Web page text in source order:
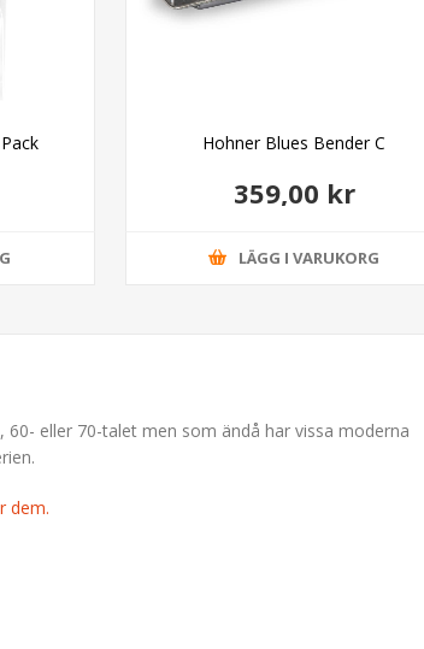
Hohner Blues Bender C
359,00 kr
LÄGG I VARUKORG
eller 70-talet men som ändå har vissa moderna
dem.